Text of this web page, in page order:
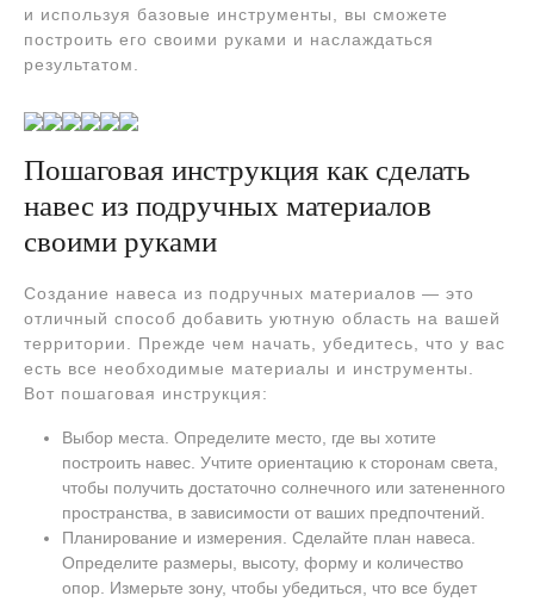
и используя базовые инструменты, вы сможете
построить его своими руками и наслаждаться
результатом.
Пошаговая инструкция как сделать
навес из подручных материалов
своими руками
Создание навеса из подручных материалов — это
отличный способ добавить уютную область на вашей
территории. Прежде чем начать, убедитесь, что у вас
есть все необходимые материалы и инструменты.
Вот пошаговая инструкция:
Выбор места. Определите место, где вы хотите
построить навес. Учтите ориентацию к сторонам света,
чтобы получить достаточно солнечного или затененного
пространства, в зависимости от ваших предпочтений.
Планирование и измерения. Сделайте план навеса.
Определите размеры, высоту, форму и количество
опор. Измерьте зону, чтобы убедиться, что все будет